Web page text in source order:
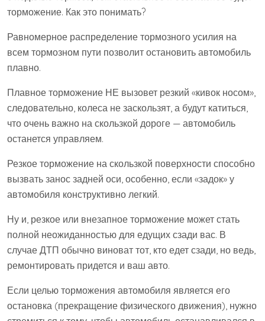
торможение. Как это понимать?
Равномерное распределение тормозного усилия на
всем тормозном пути позволит остановить автомобиль
плавно.
Плавное торможение НЕ вызовет резкий «кивок носом»,
следовательно, колеса не заскользят, а будут катиться,
что очень важно на скользкой дороге — автомобиль
останется управляем.
Резкое торможение на скользкой поверхности способно
вызвать занос задней оси, особенно, если «задок» у
автомобиля конструктивно легкий.
Ну и, резкое или внезапное торможение может стать
полной неожиданностью для едущих сзади вас. В
случае ДТП обычно виноват тот, кто едет сзади, но ведь,
ремонтировать придется и ваш авто.
Если целью торможения автомобиля является его
остановка (прекращение физического движения), нужно